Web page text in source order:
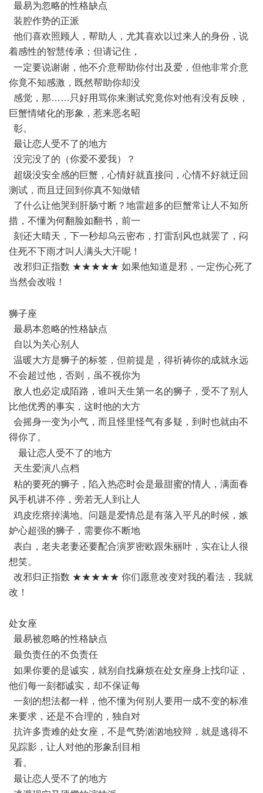
最易为忽略的性格缺点
装腔作势的正派
他们喜欢照顾人，帮助人，尤其喜欢以过来人的身份，说
着感性的智慧传承；但请记住，
一定要说谢谢，他不介意帮助你付出及爱，但他非常介意
你竟不知感激，既然帮助你却没
感觉，那……只好用骂你来测试究竟你对他有没有反映，
巨蟹情绪化的形象，惹来恶名昭
彰。
最让恋人受不了的地方
没完没了的（你爱不爱我）？
超级没安全感的巨蟹，心情好就直接问，心情不好就迂回
测试，而且迂回到你真不知做错
了什么让他哭到肝肠寸断？地雷超多的巨蟹常让人不知所
措，不懂为何翻脸如翻书，前一
刻还大晴天，下一秒却乌云密布，打雷刮风也就罢了，闷
住死不下雨才叫人满头大汗呢！
改邪归正指数 ★★★★★ 如果他知道是邪，一定伤心死了
当然会改啦！
狮子座
最易本忽略的性格缺点
自以为关心别人
温暖大方是狮子的标签，但前提是，得祈祷你的成就永远
不会超过他，否则，虽不视你为
敌人也必定成陌路，谁叫天生第一名的狮子，受不了别人
比他优秀的事实，这时他的大方
会摇身一变为小气，而且怪里怪气有多疑，到时也就由不
得你了。
最让恋人受不了的地方
天生爱演八点档
粘的要死的狮子，陷入热恋时会是最甜蜜的情人，满面春
风手机讲不停，旁若无人到让人
鸡皮疙瘩掉满地。问题是爱情总是有落入平凡的时候，嫉
妒心超强的狮子，需要你不断地
表白，老夫老妻还要配合演罗密欧跟朱丽叶，实在让人很
想笑。
改邪归正指数 ★★★★★ 你们愿意改变对我的看法，我就
改！
处女座
最易被忽略的性格缺点
最负责任的不负责任
如果你要的是诚实，就别自找麻烦在处女座身上找印证，
他们每一刻都诚实，却不保证每
一刻的想法都一样，他不懂为何别人要用一成不变的标准
来要求，还是不合理的，独自对
抗许多责难的处女座，不是气势汹汹地狡辩，就是逃得不
见踪影，让人对他的形象刮目相
看。
最让恋人受不了的地方